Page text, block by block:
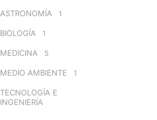
ASTRONOMÍA 1
BIOLOGÍA 1
MEDICINA 5
MEDIO AMBIENTE 1
TECNOLOGÍA E
INGENIERÍA